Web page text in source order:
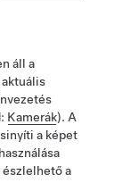
áll a
Kamerák). A
a képet
észlelhető a